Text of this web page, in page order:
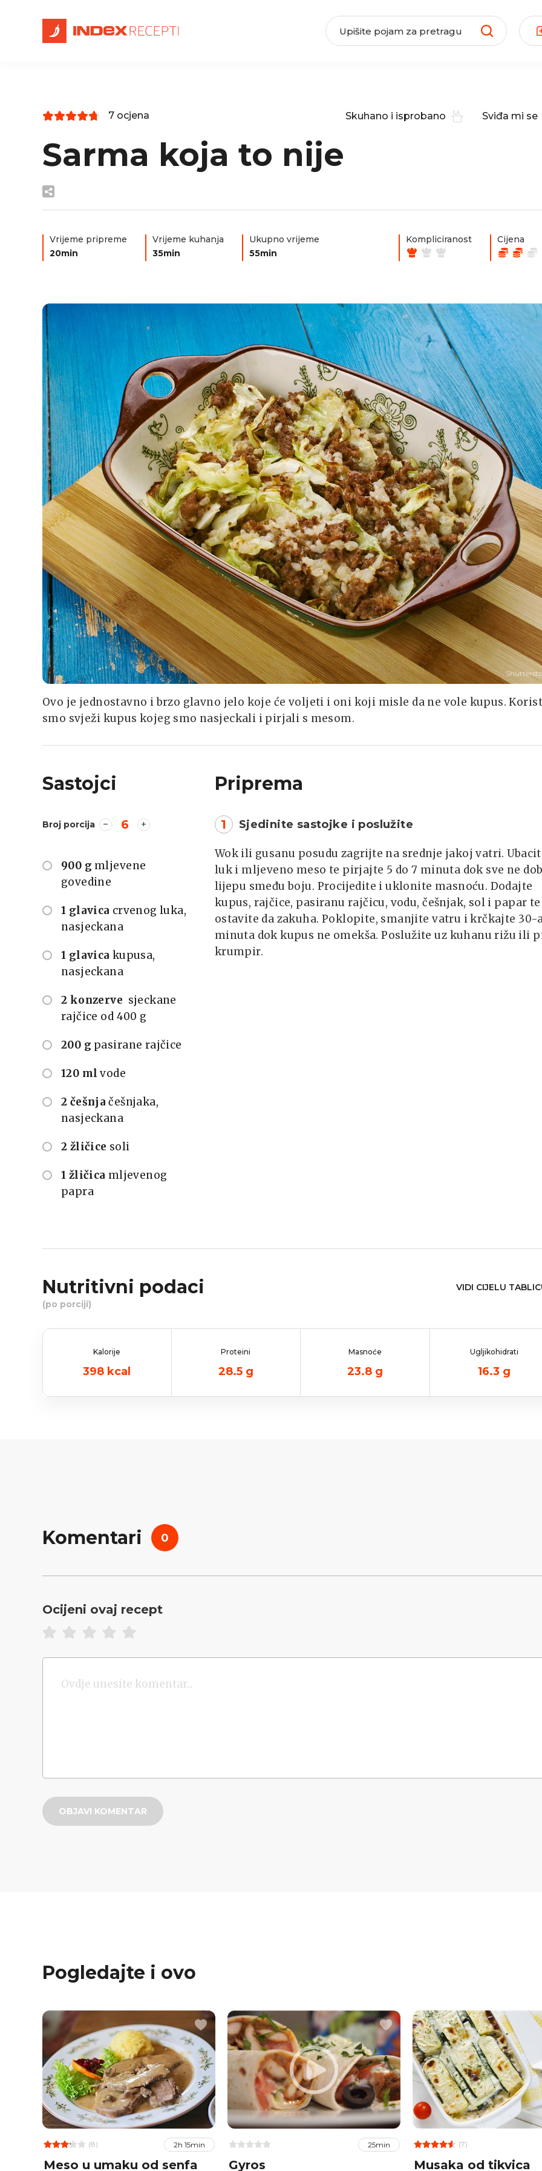
7 ocjena Skuhano i isprobano Sviđa mi se
Sarma koja to nije
Vrijeme pripreme
20min
Vrijeme kuhanja
35min
Ukupno vrijeme
55min
Kompliciranost Cijena
Ovo je jednostavno i brzo glavno jelo koje će voljeti i oni koji misle da ne vole kupus.
smo svježi kupus kojeg smo nasjeckali i pirjali s mesom.
Sastojci
Broj porcija 6
900 g mljevene
govedine
1 glavica crvenog luka,
nasjeckana
1 glavica kupusa,
nasjeckana
2 konzerve sjeckane
rajčice od 400 g
200 g pasirane rajčice
120 ml vode
2 češnja češnjaka,
nasjeckana
2 žličice soli
1 žličica mljevenog
papra
Priprema
1 Sjedinite sastojke i poslužite
Wok ili gusanu posudu zagrijte na srednje jakoj vatri.
luk i mljeveno meso te pirjajte 5 do 7 minuta dok sve ne
lijepu smeđu boju. Procijedite i uklonite masnoću. Dodajte
kupus, rajčice, pasiranu rajčicu, vodu, češnjak, sol i papar te
ostavite da zakuha. Poklopite, smanjite vatru i krčkajte 30-
minuta dok kupus ne omekša. Poslužite uz kuhanu rižu ili
krumpir.
Nutritivni podaci
(po porciji)
VIDI CIJELU
Kalorije
398 kcal
Proteini
28.5 g
Masnoće
23.8 g
Ugljikohidrati
16.3 g
Komentari 0
Ocijeni ovaj recept
OBJAVI KOMENTAR
Pogledajte i ovo
(8) 2h 15min
Meso u umaku od senfa
25min
Gyros
(7)
Musaka od tikvica